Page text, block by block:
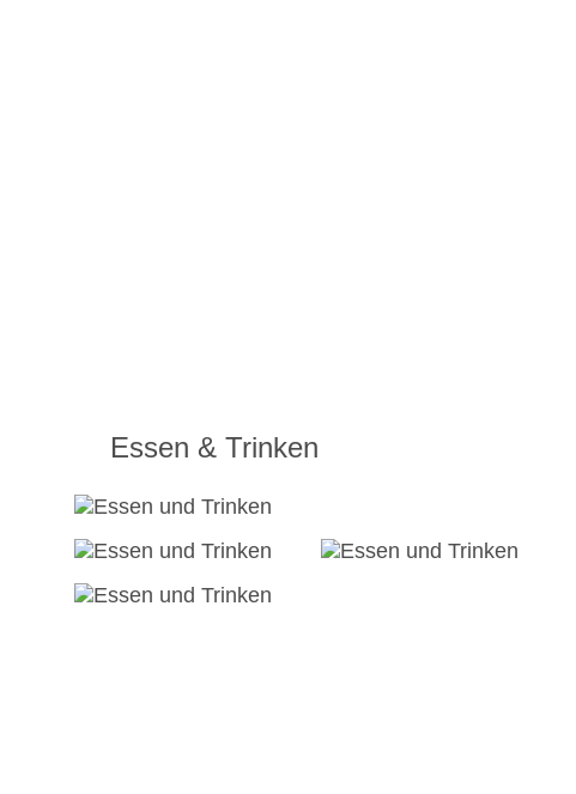
Essen & Trinken